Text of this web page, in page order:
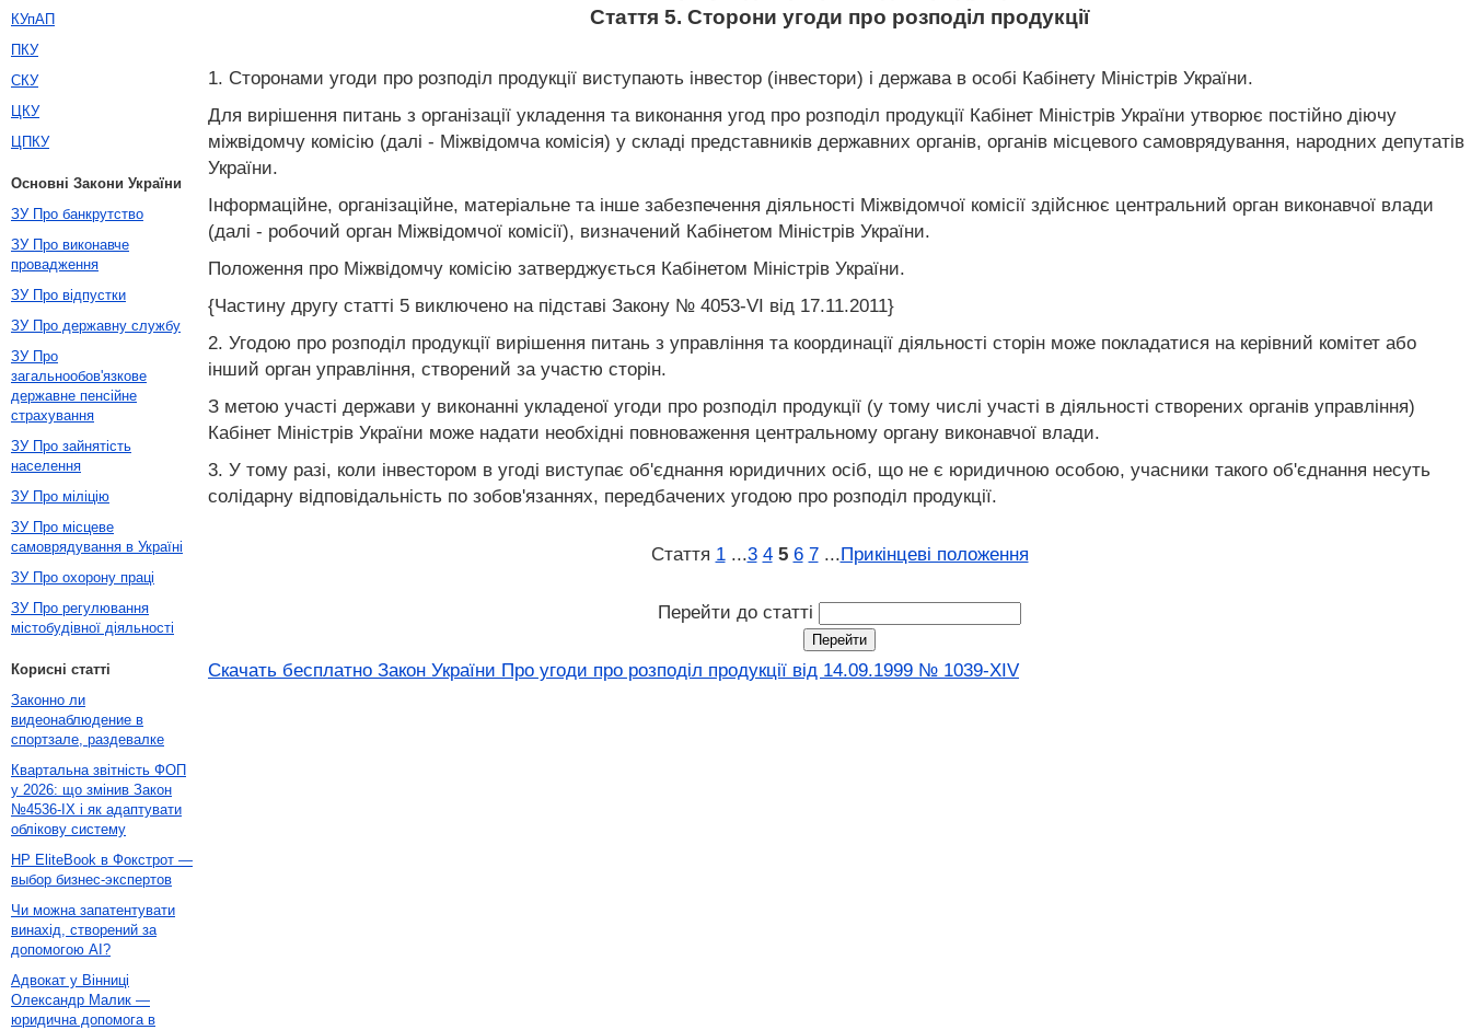
Стаття 5. Сторони угоди про розподіл продукції
1. Сторонами угоди про розподіл продукції виступають інвестор (інвестори) і держава в особі Кабінету Міністрів України.
Для вирішення питань з організації укладення та виконання угод про розподіл продукції Кабінет Міністрів України утворює постійно діючу
міжвідомчу комісію (далі - Міжвідомча комісія) у складі представників державних органів, органів місцевого самоврядування, народних депутатів
України.
Інформаційне, організаційне, матеріальне та інше забезпечення діяльності Міжвідомчої комісії здійснює центральний орган виконавчої влади
(далі - робочий орган Міжвідомчої комісії), визначений Кабінетом Міністрів України.
Положення про Міжвідомчу комісію затверджується Кабінетом Міністрів України.
{Частину другу статті 5 виключено на підставі Закону № 4053-VI від 17.11.2011}
2. Угодою про розподіл продукції вирішення питань з управління та координації діяльності сторін може покладатися на керівний комітет або
інший орган управління, створений за участю сторін.
З метою участі держави у виконанні укладеної угоди про розподіл продукції (у тому числі участі в діяльності створених органів управління)
Кабінет Міністрів України може надати необхідні повноваження центральному органу виконавчої влади.
3. У тому разі, коли інвестором в угоді виступає об'єднання юридичних осіб, що не є юридичною особою, учасники такого об'єднання несуть
солідарну відповідальність по зобов'язаннях, передбачених угодою про розподіл продукції.
Стаття 1 ...3 4 5 6 7 ...Прикінцеві положення
Перейти до статті
Скачать бесплатно Закон України Про угоди про розподіл продукції вiд 14.09.1999 № 1039-XIV
КУпАП
ПКУ
СКУ
ЦКУ
ЦПКУ
Основні Закони України
ЗУ Про банкрутство
ЗУ Про виконавче
провадження
ЗУ Про відпустки
ЗУ Про державну службу
ЗУ Про
загальнообов'язкове
державне пенсійне
страхування
ЗУ Про зайнятість
населення
ЗУ Про міліцію
ЗУ Про місцеве
самоврядування в Україні
ЗУ Про охорону праці
ЗУ Про регулювання
містобудівної діяльності
Корисні статті
Законно ли
видеонаблюдение в
спортзале, раздевалке
Квартальна звітність ФОП
у 2026: що змінив Закон
№4536-IX і як адаптувати
облікову систему
HP EliteBook в Фокстрот —
выбор бизнес-экспертов
Чи можна запатентувати
винахід, створений за
допомогою AI?
Адвокат у Вінниці
Олександр Малик —
юридична допомога в